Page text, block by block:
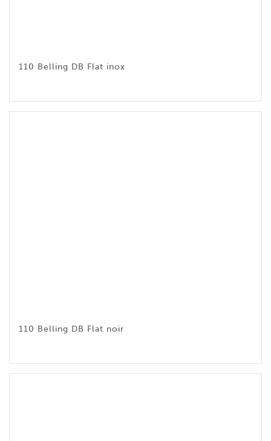
110 Belling DB Flat inox
110 Belling DB Flat noir